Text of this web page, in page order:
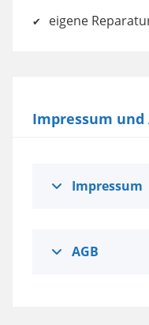
powered by
eigene
Impressum und
Impressum
AGB